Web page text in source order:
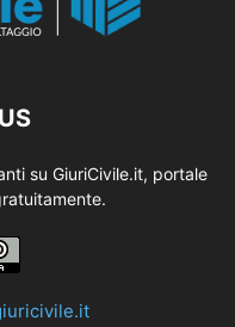
su GiuriCivile.it, portale